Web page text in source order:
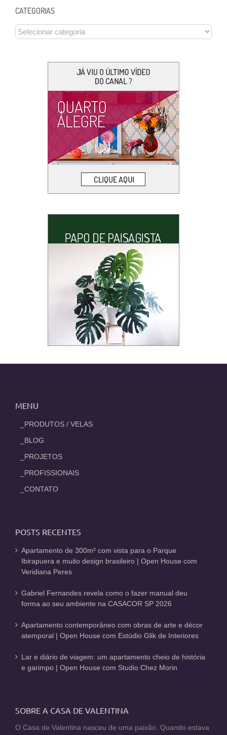
CATEGORIAS
CATEGORIAS
MENU
_PRODUTOS / VELAS
_BLOG
_PROJETOS
_PROFISSIONAIS
_CONTATO
POSTS RECENTES
Apartamento de 300m² com vista para o Parque
Ibirapuera e muito design brasileiro | Open House com
Veridiana Peres
Gabriel Fernandes revela como o fazer manual deu
forma ao seu ambiente na CASACOR SP 2026
Apartamento contemporâneo com obras de arte e décor
atemporal | Open House com Estúdio Glik de Interiores
Lar e diário de viagem: um apartamento cheio de história
e garimpo | Open House com Studio Chez Morin
SOBRE A CASA DE VALENTINA
O Casa de Valentina nasceu de uma paixão. Quando estava